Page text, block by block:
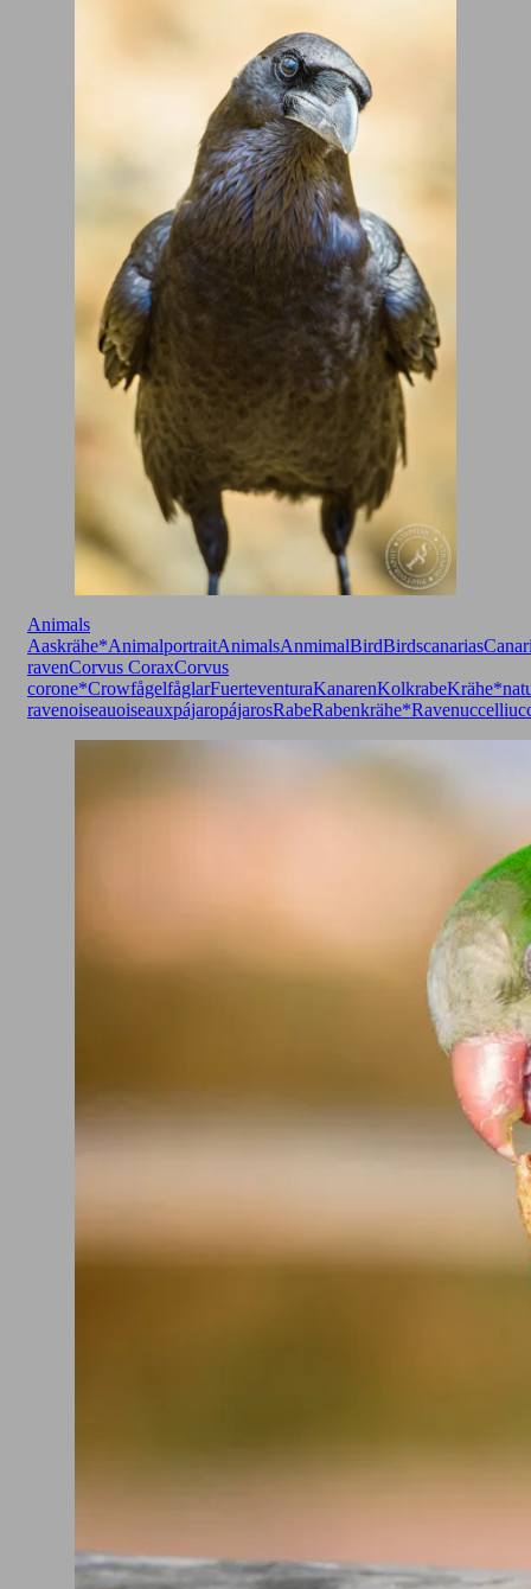
Animals
Aaskrähe*AnimalportraitAnimalsAnmimalBirdBirdscanarias
ravenCorvus CoraxCorvus
corone*CrowfågelfåglarFuerteventuraKanarenKolkrabeKrähe*
ravenoiseauoiseauxpájaropájarosRabeRabenkrähe*Ravenuccelli